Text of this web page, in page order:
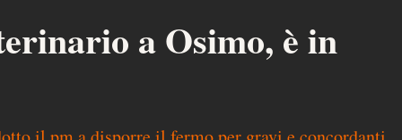
a Osimo, è in